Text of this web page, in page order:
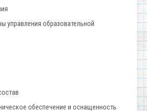
управления образовательной
обеспечение и оснащенность